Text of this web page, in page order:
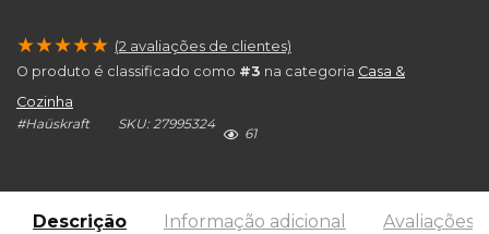
★★★★★ (2 avaliações de clientes)
O produto é classificado como #3 na categoria Casa &
Cozinha
61
#Haüskraft SKU:27995324
Descrição Informação adicional Avaliações